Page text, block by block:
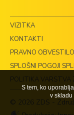
VIZITKA
KONTAKTI
PRAVNO OBVESTILO
SPLOŠNI POGOJI
POLITIKA VARSTVA
© 2026 ZDS -
S tem, ko
v skladu